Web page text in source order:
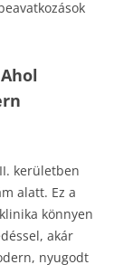
kerületben
alatt. Ez a
könnyen
akár
nyugodt